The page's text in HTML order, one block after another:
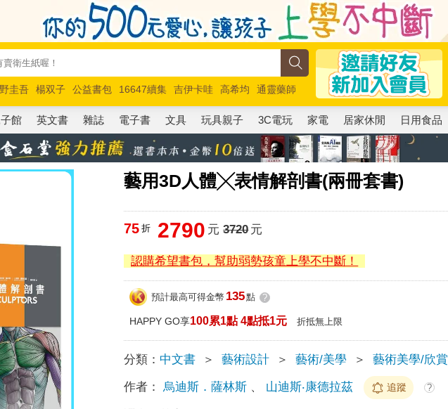
圭吾 楊双子 公益書包 16647續集 吉伊卡哇 高希均
通靈藥師
路邊攤新作 馬斯克 玩具總動員5 超慢跑
館 英文書 雜誌 電子書 文具 玩具親子 3C電玩 家電 居家休閒 日用食品
藝用3D人體╳表情解剖書(兩冊套書)
75 折 2790 元 3720元
認購希望書包，幫助弱勢孩童上學不中斷！
預計最高可得金幣 135點 ?
HAPPY GO享100累1點 4點抵1元 折抵無上限
分類： 中文書 ＞ 藝術設計 ＞ 藝術/美學 ＞ 藝術美學/欣賞
作者： 烏迪斯．薩林斯 、 山迪斯‧康德拉茲 追蹤 ?